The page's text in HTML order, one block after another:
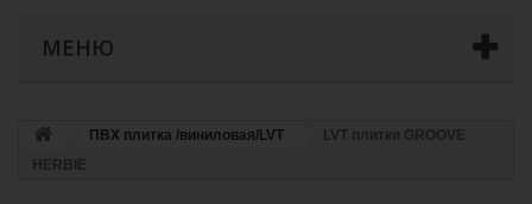
МЕНЮ
ПВХ плитка /виниловая/LVT
LVT плитки GROOVE
HERBIE